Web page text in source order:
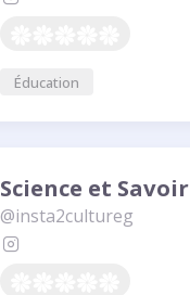
Éducation
Science et Savoir
@insta2cultureg